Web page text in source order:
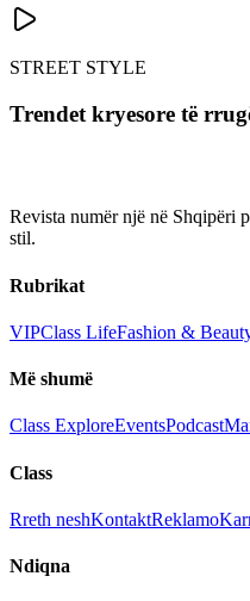
STREET STYLE
Trendet kryesore të
Revista numër një në Shqipëri
stil.
Rubrikat
VIPClass LifeFashion &
Më shumë
Class ExploreEventsPodcast
Class
Rreth neshKontaktReklamo
Ndiqna